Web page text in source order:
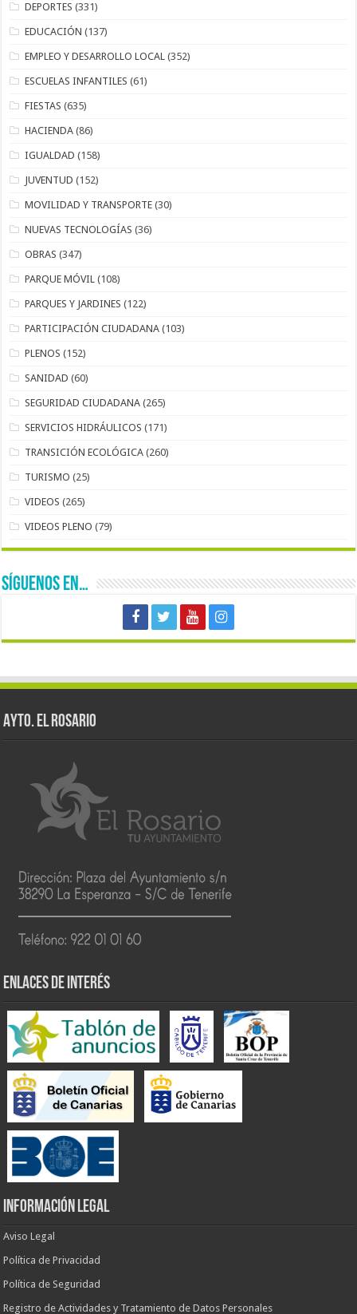
DEPORTES (331)
EDUCACIÓN (137)
EMPLEO Y DESARROLLO LOCAL (352)
ESCUELAS INFANTILES (61)
FIESTAS (635)
HACIENDA (86)
IGUALDAD (158)
JUVENTUD (152)
MOVILIDAD Y TRANSPORTE (30)
NUEVAS TECNOLOGÍAS (36)
OBRAS (347)
PARQUE MÓVIL (108)
PARQUES Y JARDINES (122)
PARTICIPACIÓN CIUDADANA (103)
PLENOS (152)
SANIDAD (60)
SEGURIDAD CIUDADANA (265)
SERVICIOS HIDRÁULICOS (171)
TRANSICIÓN ECOLÓGICA (260)
TURISMO (25)
VIDEOS (265)
VIDEOS PLENO (79)
SÍGUENOS EN…
AYTO. EL ROSARIO
ENLACES DE INTERÉS
INFORMACIÓN LEGAL
Aviso Legal
Política de Privacidad
Política de Seguridad
Registro de Actividades y Tratamiento de Datos Personales